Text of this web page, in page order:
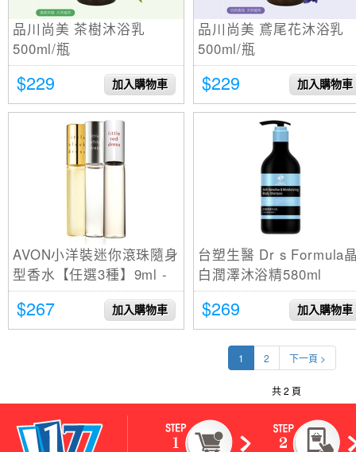
品川尚美 茶樹沐浴乳
500ml/瓶
$229 加入購物車
品川尚美 鳶尾花沐浴乳
500ml/瓶
$229 加入購物車
AVON小洋裝迷你滾珠隨身
型香水【任選3種】9ml -
77美妝
$267 加入購物車
台塑生醫 Dr s Formula
白潤澤沐浴精580ml
$269 加入購物車
1 2 下一頁 >
共 2 頁